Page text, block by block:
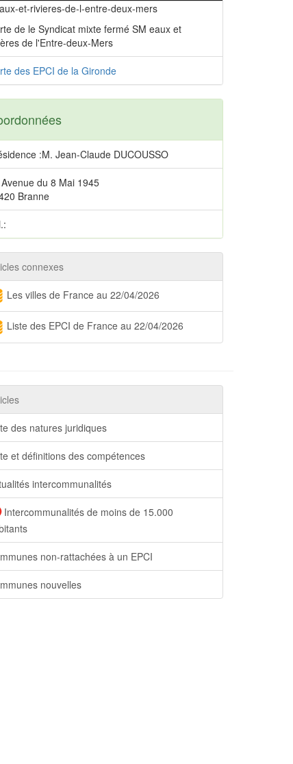
et-rivieres-de-l-entre-deux-mers
de le Syndicat mixte fermé SM eaux et
de l'Entre-deux-Mers
des EPCI de la Gironde
:M. Jean-Claude DUCOUSSO
du 8 Mai 1945
Branne
connexes
Les villes de France au 22/04/2026
Liste des EPCI de France au 22/04/2026
des natures juridiques
et définitions des compétences
intercommunalités
Intercommunalités de moins de 15.000
non-rattachées à un EPCI
nouvelles